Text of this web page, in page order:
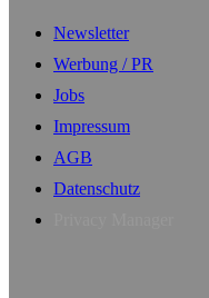
Newsletter
Werbung / PR
Jobs
Impressum
AGB
Datenschutz